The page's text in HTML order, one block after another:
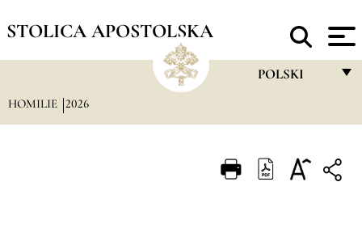
STOLICA APOSTOLSKA
POLSKI
ITALIANO
HOMILIE 2026